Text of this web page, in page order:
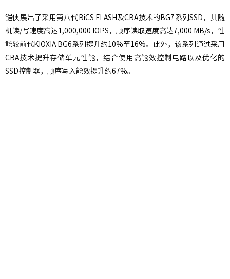
铠侠展出了采用第八代BiCS FLASH及CBA技术的BG7系列SSD，其随
机读/写速度高达1,000,000 IOPS，顺序读取速度高达7,000 MB/s，性
能较前代KIOXIA BG6系列提升约10%至16%。此外，该系列通过采用
CBA技术提升存储单元性能，结合使用高能效控制电路以及优化的
SSD控制器，顺序写入能效提升约67%。